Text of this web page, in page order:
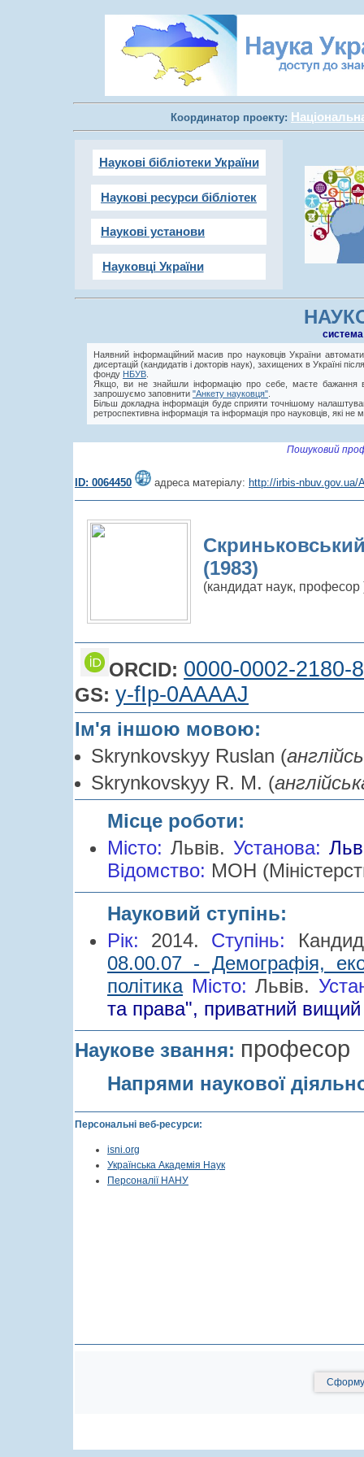
Координатор проекту:
Наукові бібліотеки України
Наукові ресурси бібліотек
Наукові установи
Науковці України
cистема
Наявний інформаційний масив про науковців України
дисертацій (кандидатів і докторів наук), захищених в Україні
фонду НБУВ
Якщо, ви не знайшли інформацію про себе, маєте бажання
запрошуємо заповнити "Анкету науковця"
Більш докладна інформація буде сприяти точнішому
ретроспективна інформація та інформація про науковців, які не
Пошуковий
ID: 0064450 адреса матеріалу: http://irbis-nbuv.gov.ua/
(1983)
(кандидат наук, професор
ORCID: 0000-0002-2180-
GS: y-fIp-0AAAAJ
Ім'я іншою мовою:
Skrynkovskyy Ruslan (
Skrynkovskyy R. M. (
Місце роботи:
Місто: Львів. Установа:
Відомство: МОН
Науковий ступінь:
Рік: 2014. Cтупінь:
08.00.07 - Демографія,
політикаМісто:Львів.
та права", приватний
Наукове звання: професор
Напрями наукової
Персональні веб-ресурси:
isni.org
Українська Академія Наук
Персоналії НАНУ